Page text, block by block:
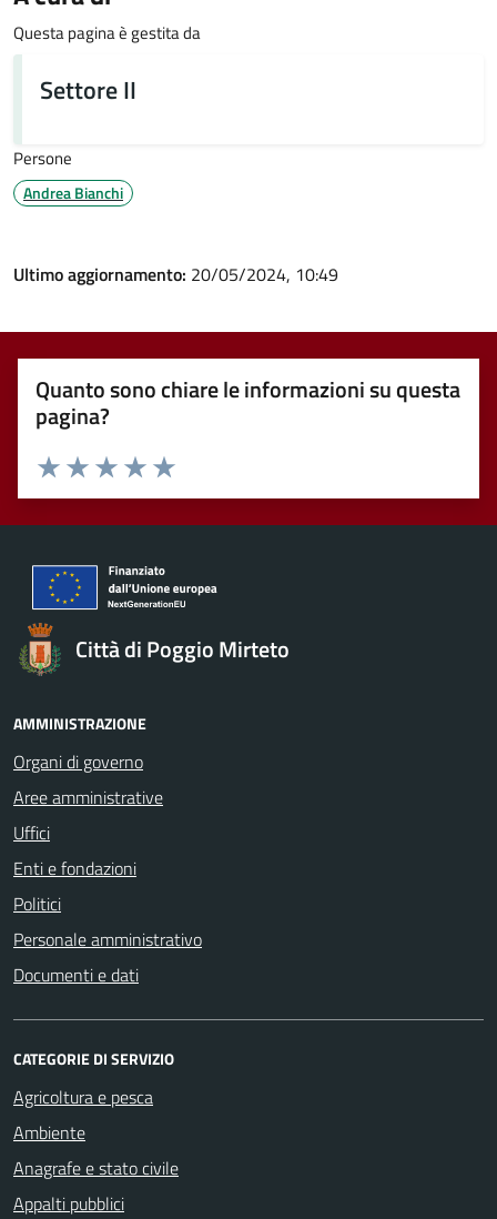
Questa pagina è gestita da
Settore II
Persone
Andrea Bianchi
Ultimo aggiornamento: 20/05/2024, 10:49
Quanto sono chiare le informazioni su questa
pagina?
Valuta 5 stelle su 5
Valuta 4 stelle su 5
Valuta 3 stelle su 5
Valuta 2 stelle su 5
Valuta 1 stelle su 5
Città di Poggio Mirteto
AMMINISTRAZIONE
Organi di governo
Aree amministrative
Uffici
Enti e fondazioni
Politici
Personale amministrativo
Documenti e dati
CATEGORIE DI SERVIZIO
Agricoltura e pesca
Ambiente
Anagrafe e stato civile
Appalti pubblici